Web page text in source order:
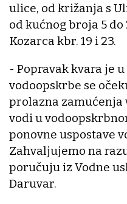
ulice, od križanja s
od kućnog broja 5 do
Kozarca kbr. 19 i 23.
- Popravak kvara je
vodoopskrbe se
prolazna zamućenja
vodi u
ponovne uspostave
Zahvaljujemo na
poručuju iz Vodne
Daruvar.